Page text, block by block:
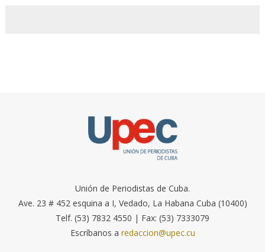
Unión de Periodistas de Cuba.
Ave. 23 # 452 esquina a I, Vedado, La Habana Cuba (10400)
Telf. (53) 7832 4550 | Fax: (53) 7333079
Escríbanos a redaccion@upec.cu